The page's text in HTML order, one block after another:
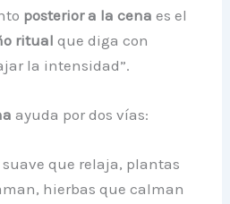
posterior a la cena es el
ritual que diga con
la intensidad”.
ayuda por dos vías:
que relaja, plantas
hierbas que calman